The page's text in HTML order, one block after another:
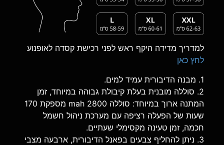
למדריך מדידה היקף ראש לפני רכישת קסדה לאופנוע
לחץ כאן
1. מבנה הדיבורית עמיד למים.
2. סוללה מובנית בעלת קיבולת גבוהה במיוחד, זמן
המתנה ארוך במיוחד: סוללה 2800 mah מספקת 170
שעות של הפעלה רציפה עם מערכת ניהול חשמל
חכמה, זמן טעינה מקסימלי שעתיים.
3. ניתן להחליף צבעים בפאנל הדיבורית, ארבעה מצבי